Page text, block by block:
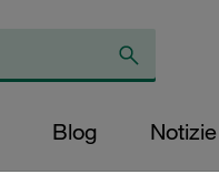
Blog Notizie